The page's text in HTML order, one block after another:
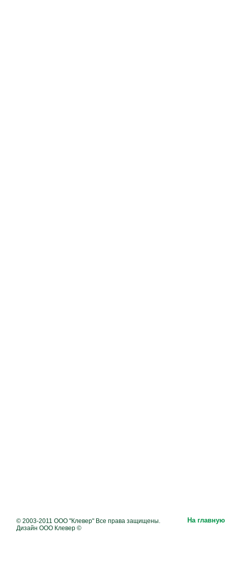
© 2003-2011 ООО "Клевер" Все права защищены.
Дизайн ООО Клевер ©
На главную